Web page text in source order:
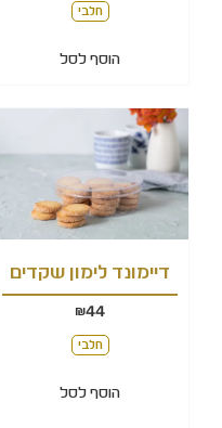
חלבי
הוסף לסל
דיימונד לימון שקדים
44
₪
חלבי
הוסף לסל